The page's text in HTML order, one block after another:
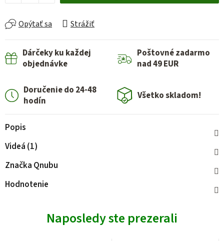
Opýtať sa Strážiť
Dárčeky ku každej
objednávke
Poštovné zadarmo
nad 49 EUR
Doručenie do 24-48
hodín
Všetko skladom!
Popis
Videá (1)
Značka Qnubu
Hodnotenie
Naposledy ste prezerali